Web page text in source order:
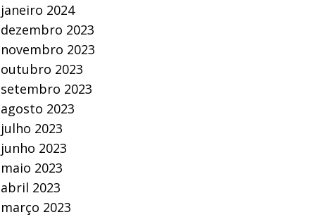
janeiro 2024
dezembro 2023
novembro 2023
outubro 2023
setembro 2023
agosto 2023
julho 2023
junho 2023
maio 2023
abril 2023
março 2023